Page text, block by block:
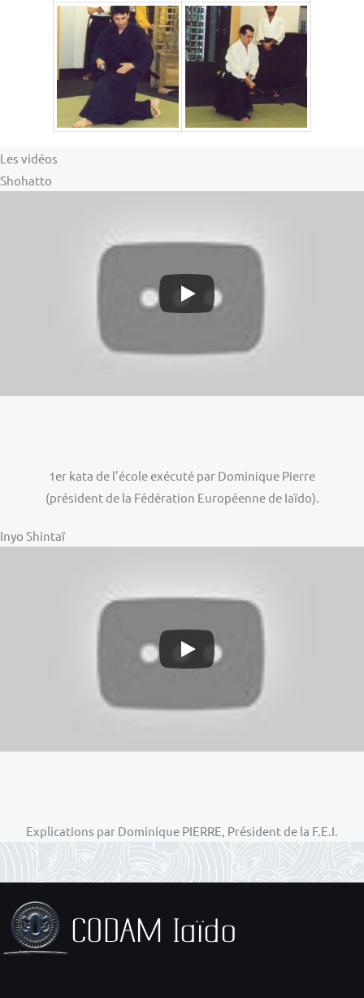
Les vidéos
Shohatto
1er kata de l’école exécuté par Dominique Pierre
(président de la Fédération Européenne de Iaïdo).
Inyo Shintaï
Explications par Dominique PIERRE, Président de la F.E.I.